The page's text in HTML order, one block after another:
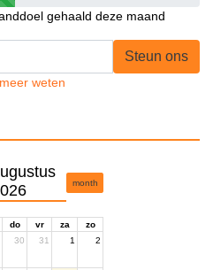
gehaald deze maand
Steun ons
weten
month
do vr za
zo
30 31 1 2